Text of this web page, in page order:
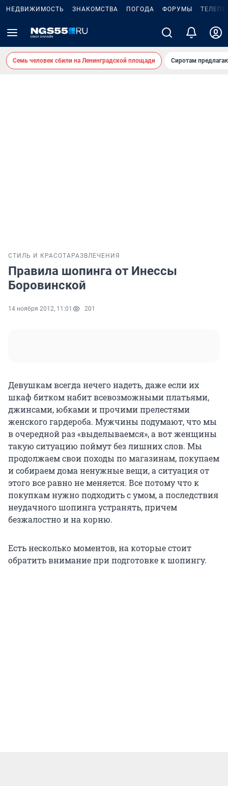
НЕДВИЖИМОСТЬ ЗНАКОМСТВА ПОГОДА ФОРУМЫ
Семь человек сбили на Ленинградской площади Сиротам
СТИЛЬ И КРАСОТА РАЗВЛЕЧЕНИЯ
Правила шопинга от Инессы
Боровинской
14 ноября 2012, 11:01 201
Девушкам всегда нечего надеть, даже если их
шкаф битком набит всевозможными платьями,
джинсами, юбками и прочими прелестями
женского гардероба. Мужчины подумают, что мы
в очередной раз «выделываемся», а вот женщины
такую ситуацию поймут без лишних слов. Мы
продолжаем свои походы по магазинам, покупаем
и собираем дома ненужные вещи, а ситуация от
этого все равно не меняется. Все потому что к
покупкам нужно подходить с умом, а последствия
неудачного шопинга устранять, причем
безжалостно и на корню.
Есть несколько моментов, на которые стоит
обратить внимание при подготовке к шопингу.